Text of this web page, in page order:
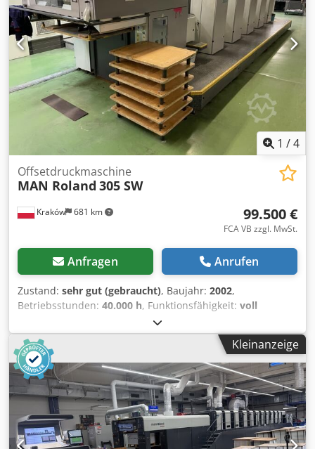
1 /4
Kraków 681 km
Offsetdruckmaschine
MAN Roland 305 SW
99.500 €
FCA VB zzgl. MwSt.
Anfragen Anrufen
Zustand: sehr gut (gebraucht), Baujahr: 2002,
Betriebsstunden: 40.000 h, Funktionsfähigkeit: voll
5, Schnittbreite (max.):
mm, Guter Arbeitszustand, Perfector Dcsdpehtncuefx Ak
Eok
Kleinanzeige